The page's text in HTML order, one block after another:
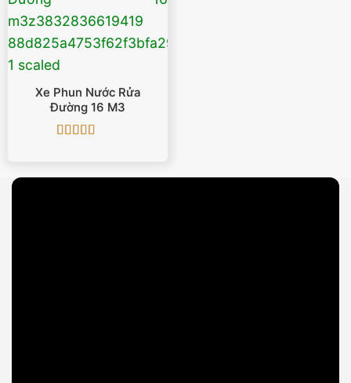
Xe Phun Nước Rửa
Đường 16 M3